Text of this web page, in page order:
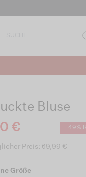
Bluse
€
49%
Preis: 69,99 €
Größe